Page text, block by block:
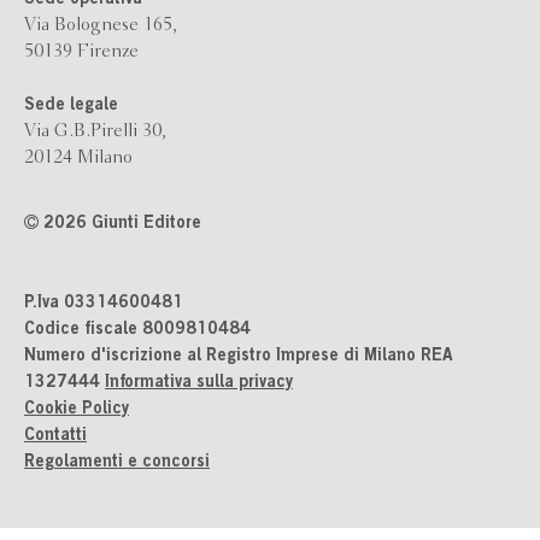
Via Bolognese 165,
50139 Firenze
Sede legale
Via G.B.Pirelli 30,
20124 Milano
2026 Giunti Editore
P.Iva 03314600481
Codice fiscale 8009810484
Numero d'iscrizione al Registro Imprese di Milano REA
1327444 Informativa sulla privacy
Cookie Policy
Contatti
Regolamenti e concorsi